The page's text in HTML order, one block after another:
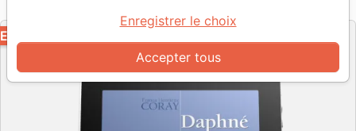
EPUB
Accepter tous
Enregistrer le choix